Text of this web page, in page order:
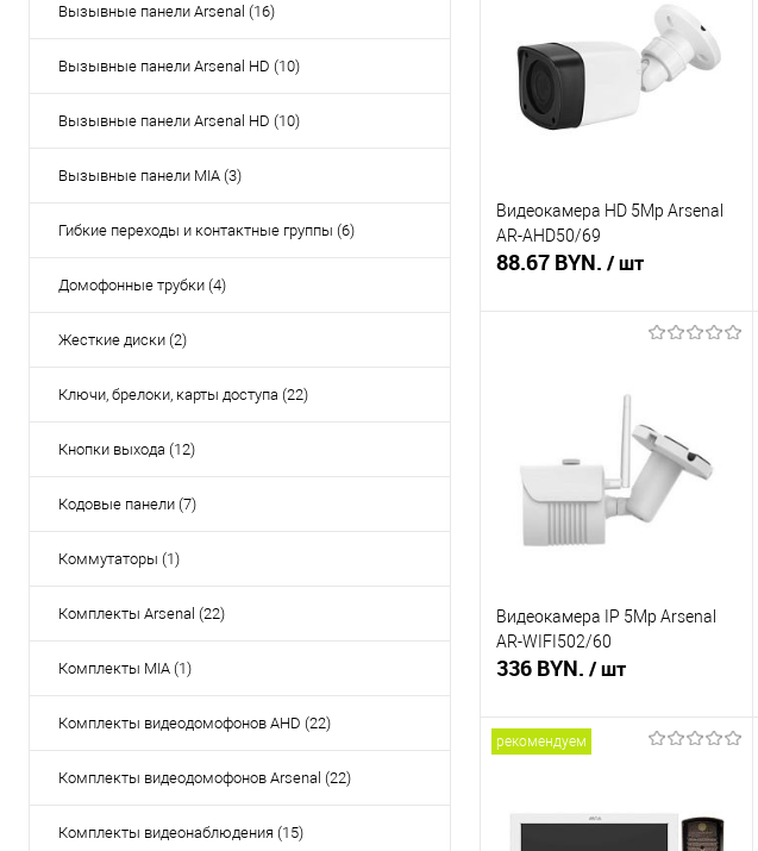
Вызывные панели Arsenal (16)
Вызывные панели Arsenal HD (10)
Вызывные панели Arsenal HD (10)
Вызывные панели MIA (3)
Гибкие переходы и контактные группы (6)
Домофонные трубки (4)
Жесткие диски (2)
Ключи, брелоки, карты доступа (22)
Кнопки выхода (12)
Кодовые панели (7)
Коммутаторы (1)
Комплекты Arsenal (22)
Комплекты MIA (1)
Комплекты видеодомофонов AHD (22)
Комплекты видеодомофонов Arsenal (22)
Комплекты видеонаблюдения (15)
Сравнение
В избранное
Недоступно
Видеокамера HD 5Mp Arsenal
AR-AHD50/69
88.67 BYN. / шт
Сравнение
В избранное
Недоступно
Видеокамера IP 5Mp Arsenal
AR-WIFI502/60
336 BYN. / шт
Купить в 1 клик
Сравнение
рекомендуем